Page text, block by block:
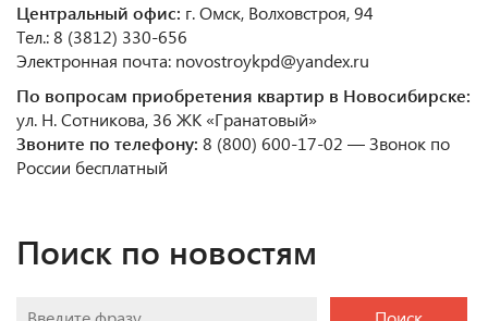
Центральный офис: г. Омск, Волховстроя, 94
Тел.: 8 (3812) 330-656
Электронная почта: novostroykpd@yandex.ru
По вопросам приобретения квартир в Новосибирске:
ул. Н. Сотникова, 36 ЖК «Гранатовый»
Звоните по телефону: 8 (800) 600-17-02 — Звонок по
России бесплатный
Поиск по новостям